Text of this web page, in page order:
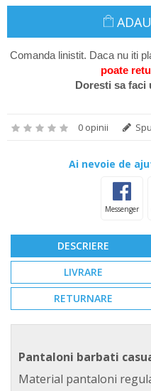
Comanda linistit. Daca nu iti
poate
Doresti sa faci
0 opinii
Ai nevoie de
Messenger
DESCRIERE
LIVRARE
RETURNARE
Pantaloni barbati
Material pantaloni